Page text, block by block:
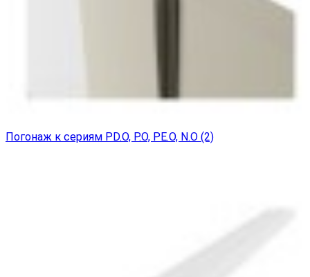
Погонаж к сериям PD.O, P.O, PE.O, N.O (2)